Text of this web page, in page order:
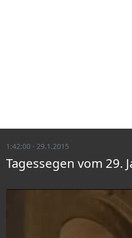
1:42:00 · 29.1.2015
Tagessegen vom 29.